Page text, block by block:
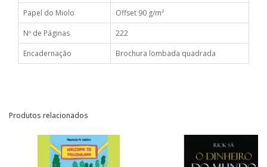
Papel do Miolo
Offset 90 g/m²
Nº de Páginas
222
Encadernação
Brochura lombada quadrada
Produtos relacionados